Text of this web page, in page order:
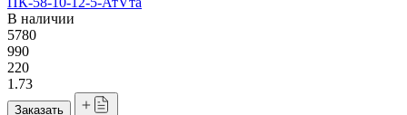
В наличии
5780
990
220
1.73
Заказать